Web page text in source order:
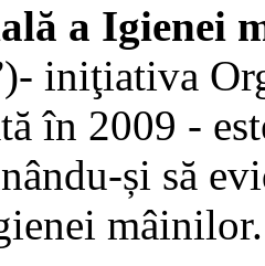
ă a Igienei
iniţiativa
în 2009 -
și să
mâinilor.